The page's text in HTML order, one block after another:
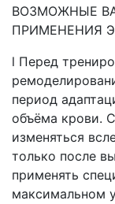
ВОЗМОЖНЫЕ
ПРИМЕНЕНИЯ
l Перед
период
объёма крови.
изменяться
только после
применять
максимальном